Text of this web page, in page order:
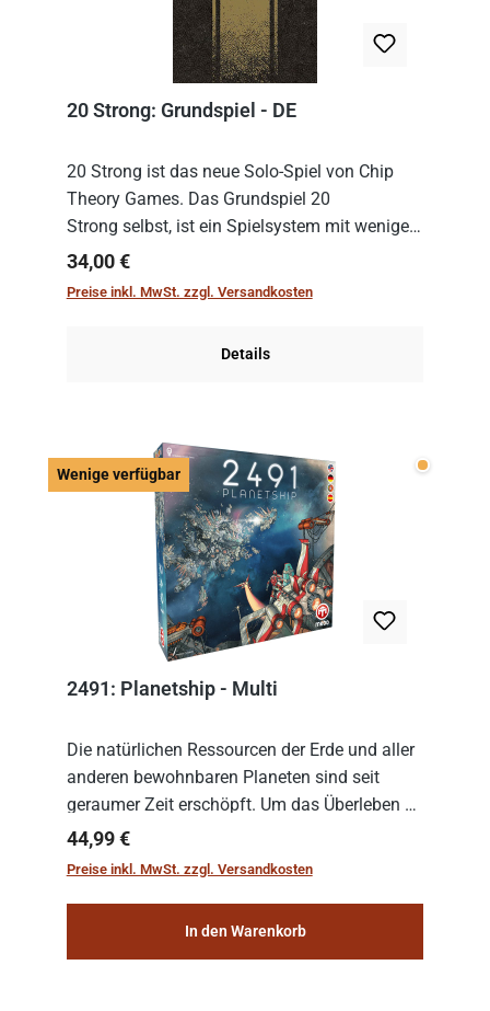
20 Strong: Grundspiel - DE
20 Strong ist das neue Solo-Spiel von Chip
Theory Games. Das Grundspiel 20
Strong selbst, ist ein Spielsystem mit wenigen,
einfachen Regeln. Um es zu spielen, muss es
immer mit einem Themenset ergänzt werden.
Regulärer Preis:
34,00 €
Preise inkl. MwSt. zzgl. Versandkosten
Details
Wenige verfügbar Wenige
2491: Planetship - Multi
Die natürlichen Ressourcen der Erde und aller
anderen bewohnbaren Planeten sind seit
geraumer Zeit erschöpft. Um das Überleben zu
sichern, wurden die sogenannten
„Weltenschiffe“ gebaut. Auf diesen
Regulärer Preis:
44,99 €
Preise inkl. MwSt. zzgl. Versandkosten
In den Warenkorb